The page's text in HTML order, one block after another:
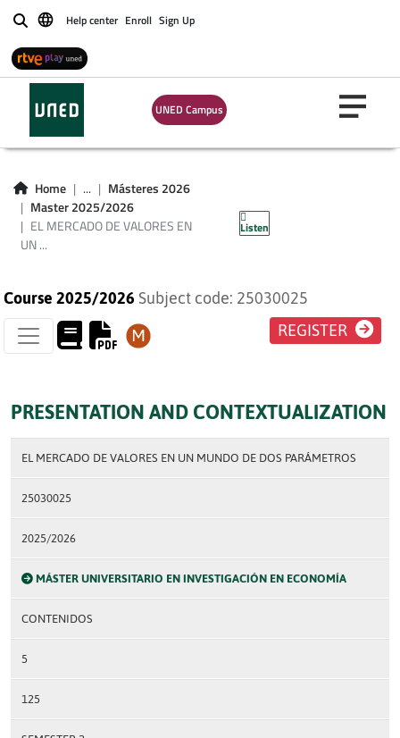
BuscarHelp center Enroll Sign Up
UNED Campus
Home ...
Másteres 2026
Master 2025/2026
EL MERCADO DE VALORES EN
UN ...
Listen
EL MERCADO DE
VALORES EN UN
MUNDO DE DOS
PARÁMETROS
Course 2025/2026 Subject code: 25030025
REGISTER
PRESENTATION AND CONTEXTUALIZATION
EL MERCADO DE VALORES EN UN MUNDO DE DOS PARÁMETROS
25030025
2025/2026
MÁSTER UNIVERSITARIO EN INVESTIGACIÓN EN ECONOMÍA
CONTENIDOS
5
125